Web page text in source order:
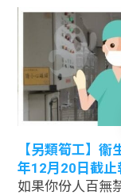
【另類筍工】
年12月20日截止
如果你份人百無